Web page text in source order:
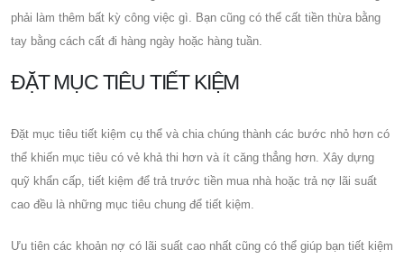
phải làm thêm bất kỳ công việc gì. Bạn cũng có thể cất tiền thừa bằng
tay bằng cách cất đi hàng ngày hoặc hàng tuần.
ĐẶT MỤC TIÊU TIẾT KIỆM
Đặt mục tiêu tiết kiệm cụ thể và chia chúng thành các bước nhỏ hơn có
thể khiến mục tiêu có vẻ khả thi hơn và ít căng thẳng hơn. Xây dựng
quỹ khẩn cấp, tiết kiệm để trả trước tiền mua nhà hoặc trả nợ lãi suất
cao đều là những mục tiêu chung để tiết kiệm.
Ưu tiên các khoản nợ có lãi suất cao nhất cũng có thể giúp bạn tiết kiệm